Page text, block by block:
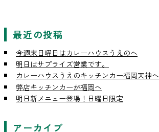
最近の投稿
今週末日曜日はカレーハウスうえのへ
明日はサプライズ営業です。
カレーハウスうえのキッチンカー福岡天神へ
弊店キッチンカーが福岡へ
明日新メニュー登場！日曜日限定
アーカイブ